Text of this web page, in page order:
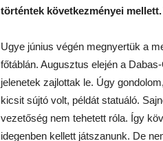
történtek következményei
Ugye június végén megnyertük a
főtáblán. Augusztus elején a
jelenetek zajlottak le. Úgy
kicsit sújtó volt, példát statuáló.
vezetőség nem tehetett róla. Így
idegenben kellett játszanunk. De